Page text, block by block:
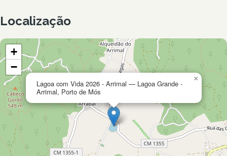
Localização
Lagoa com Vida 2026 - Arrimal — Lagoa Grande -
Arrimal, Porto de Mós
×
+
−